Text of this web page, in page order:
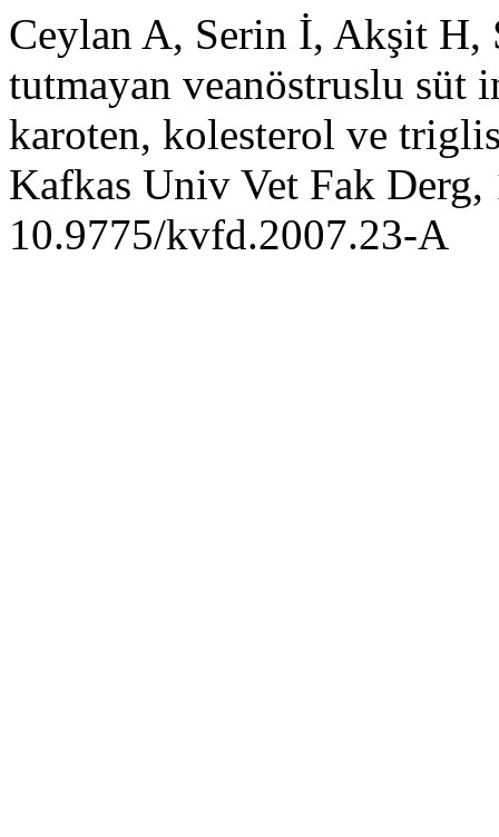
Ceylan A, Serin İ, Akşit
tutmayan veanöstruslu süt
karoten, kolesterol ve
Kafkas Univ Vet Fak
10.9775/kvfd.2007.23-A